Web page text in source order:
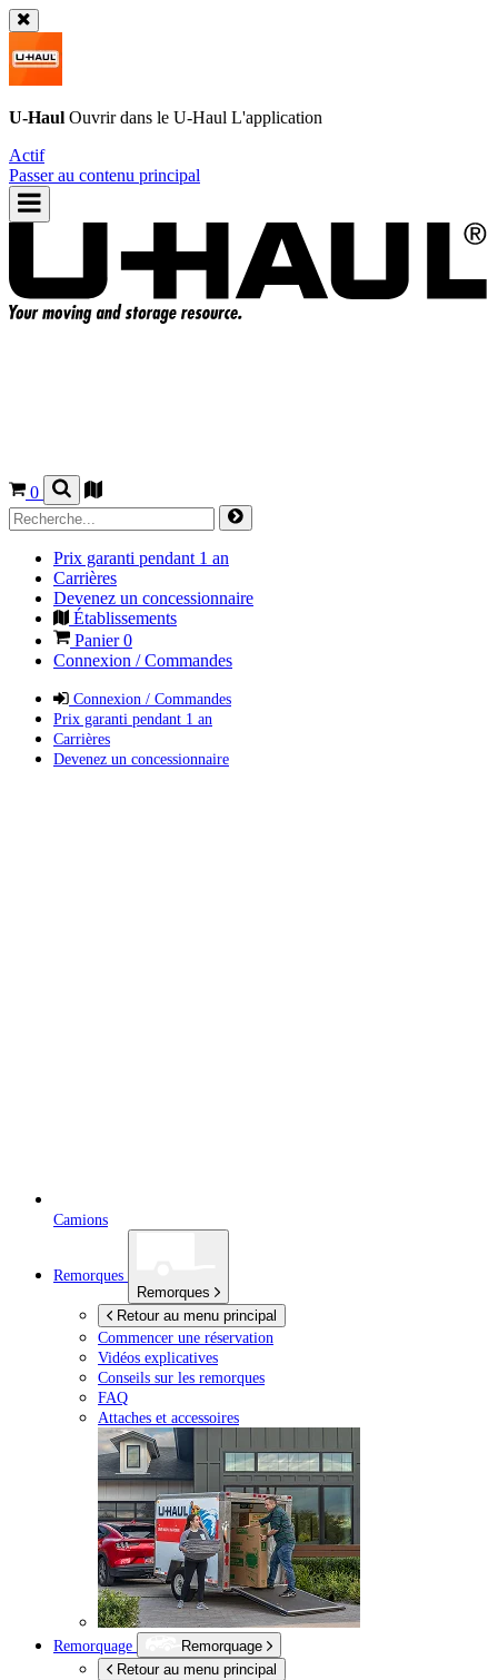
U-Haul Ouvrir dans le U-Haul L'application
Actif
Passer au contenu principal
0
Prix garanti pendant 1 an
Carrières
Devenez un concessionnaire
Établissements
Panier0
Connexion / Commandes
Connexion / Commandes
Prix garanti pendant 1 an
Carrières
Devenez un concessionnaire
Camions
Remorques
Remorques
Retour au menu principal
Commencer une réservation
Vidéos explicatives
Conseils sur les remorques
FAQ
Attaches et accessoires
Remorquage
Remorquage
Retour au menu principal